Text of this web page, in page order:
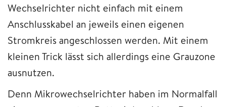
Wechselrichter nicht einfach mit einem
Anschlusskabel an jeweils einen eigenen
Stromkreis angeschlossen werden. Mit einem
kleinen Trick lässt sich allerdings eine Grauzone
ausnutzen.
Denn Mikrowechselrichter haben im Normalfall